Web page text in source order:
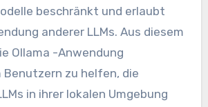
beschränkt und erlaubt
anderer LLMs. Aus diesem
Ollama -Anwendung
zu helfen, die
in ihrer lokalen Umgebung